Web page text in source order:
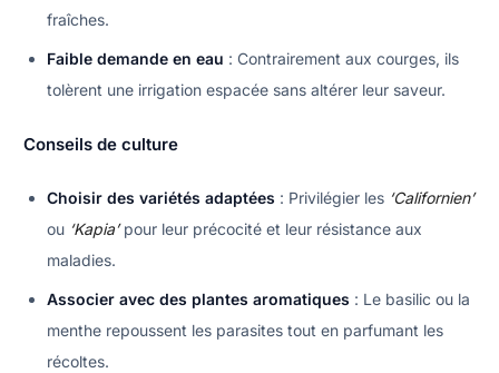
fraîches.
Faible demande en eau : Contrairement aux courges, ils
tolèrent une irrigation espacée sans altérer leur saveur.
Conseils de culture
Choisir des variétés adaptées : Privilégier les ‘Californien’
ou ‘Kapia’pour leur précocité et leur résistance aux
maladies.
Associer avec des plantes aromatiques : Le basilic ou la
menthe repoussent les parasites tout en parfumant les
récoltes.